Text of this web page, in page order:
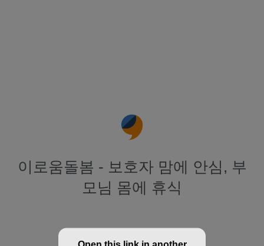
이로움돌봄 - 보호자 맘에 안심, 부
모님 몸에 휴식